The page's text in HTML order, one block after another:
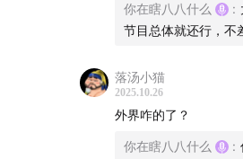
你在瞎八八什么 :
节目总体就还行，不
落汤小猫
2025.10.26
外界咋的了？
你在瞎八八什么 :